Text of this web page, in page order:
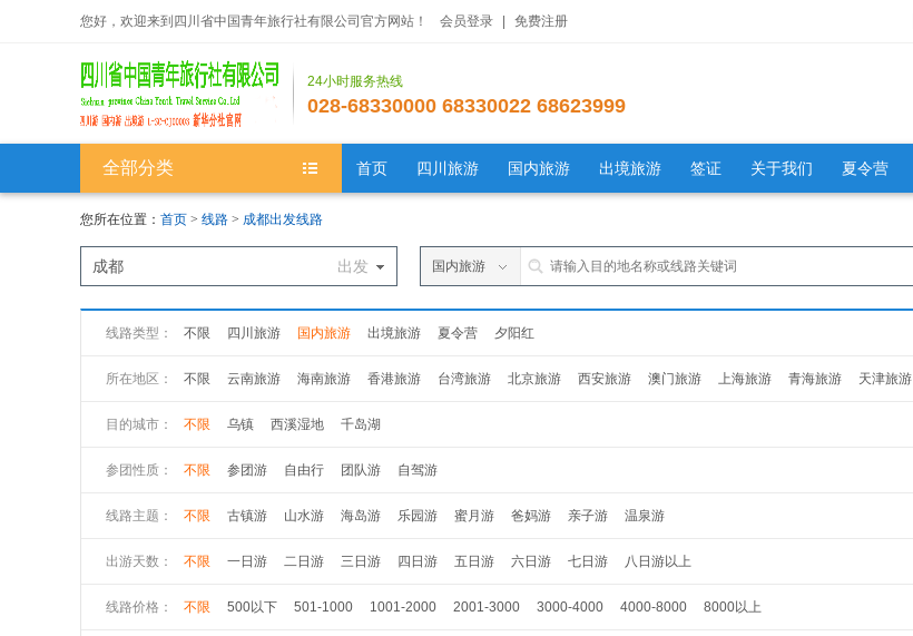
您好，欢迎来到四川省中国青年旅行社有限公司官方网站！ 会员登录 免费注册
24小时服务热线
028-68330000 68330022 68623999
全部分类 首页 四川旅游 国内旅游 出境旅游 签证 关于我们 夏令营
您所在位置： 首页 > 线路 > 成都出发线路
出发
成都 国内旅游
线路类型： 不限 四川旅游 国内旅游 出境旅游 夏令营 夕阳红
所在地区： 不限 云南旅游 海南旅游 香港旅游 台湾旅游 北京旅游 西安旅游 澳门旅游 上海旅游 青海旅游 天津旅游
山西旅游
黑龙江旅游 吉林旅游
目的城市： 不限 乌镇 西溪湿地 千岛湖
参团性质： 不限 参团游 自由行 团队游 自驾游
线路主题： 不限 古镇游 山水游 海岛游 乐园游 蜜月游 爸妈游 亲子游 温泉游
出游天数： 不限 一日游 二日游 三日游 四日游 五日游 六日游 七日游 八日游以上
线路价格： 不限 500以下 501-1000 1001-2000 2001-3000 3000-4000 4000-8000 8000以上